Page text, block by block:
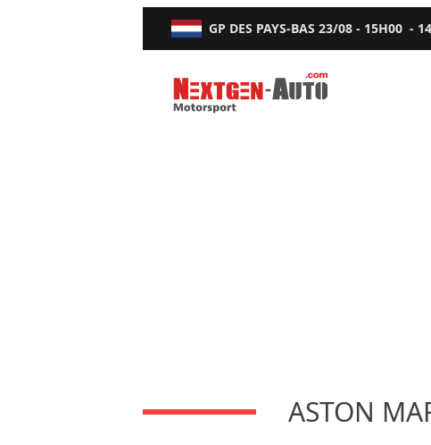
GP DES PAYS-BAS 23/08 - 15H00 - 14
Nextgen-Auto.com
ASTON